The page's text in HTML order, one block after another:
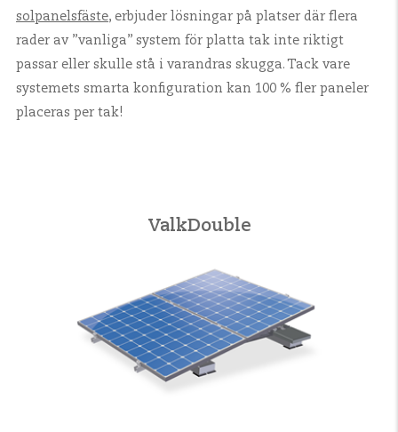
solpanelsfäste, erbjuder lösningar på platser där flera
rader av ”vanliga” system för platta tak inte riktigt
passar eller skulle stå i varandras skugga. Tack vare
systemets smarta konfiguration kan 100 % fler paneler
placeras per tak!
ValkDouble